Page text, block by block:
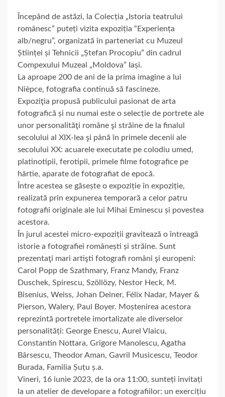
Începând de astăzi, la Colecția „Istoria teatrului
românesc” puteți vizita expoziția “Experiența
alb/negru”, organizată în parteneriat cu Muzeul
Științei și Tehnicii „Ștefan Procopiu” din cadrul
Compexului Muzeal „Moldova” Iași.
La aproape 200 de ani de la prima imagine a lui
Nièpce, fotografia continuă să fascineze.
Expoziţia propusă publicului pasionat de arta
fotografică și nu numai este o selecție de portrete ale
unor personalităţi române şi străine de la finalul
secolului al XIX-lea şi până în primele decenii ale
secolului XX: acuarele executate pe colodiu umed,
platinotipii, ferotipii, primele filme fotografice pe
hârtie, aparate de fotografiat de epocă.
Între acestea se găsește o expoziție în expoziție,
realizată prin expunerea temporară a celor patru
fotografii originale ale lui Mihai Eminescu și povestea
acestora.
În jurul acestei micro-expoziții gravitează o întreagă
istorie a fotografiei românești și străine. Sunt
prezentaţi mari artişti fotografi români şi europeni:
Carol Popp de Szathmary, Franz Mandy, Franz
Duschek, Spirescu, Szöllözy, Nestor Heck, M.
Bisenius, Weiss, Johan Deiner, Félix Nadar, Mayer &
Pierson, Walery, Paul Boyer. Moștenirea acestora
reprezintă portretele imortalizate ale diverselor
personalități: George Enescu, Aurel Vlaicu,
Constantin Nottara, Grigore Manolescu, Agatha
Bârsescu, Theodor Aman, Gavril Musicescu, Teodor
Burada, Familia Șuțu ș.a.
Vineri, 16 iunie 2023, de la ora 11:00, sunteți invitați
la un atelier de developare a fotografiilor: un exercițiu